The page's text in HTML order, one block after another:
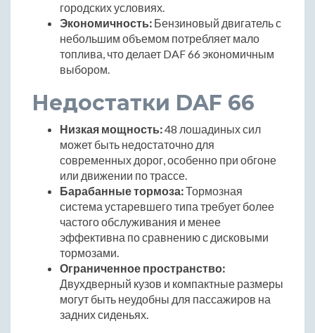
городских условиях.
Экономичность: Бензиновый двигатель с
небольшим объемом потребляет мало
топлива, что делает DAF 66 экономичным
выбором.
Недостатки DAF 66
Низкая мощность:48 лошадиных сил
может быть недостаточно для
современных дорог, особенно при обгоне
или движении по трассе.
Барабанные тормоза:Тормозная
система устаревшего типа требует более
частого обслуживания и менее
эффективна по сравнению с дисковыми
тормозами.
Ограниченное пространство:
Двухдверный кузов и компактные размеры
могут быть неудобны для пассажиров на
задних сиденьях.